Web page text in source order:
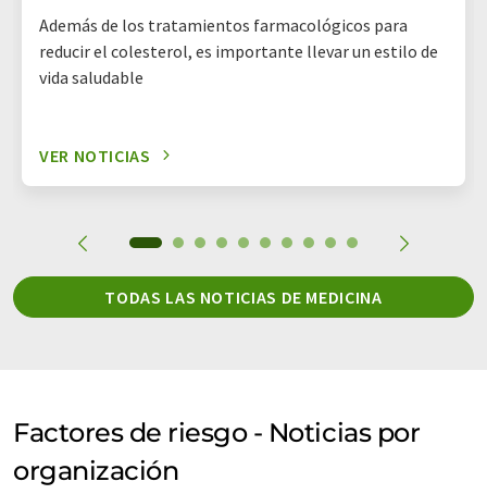
Además de los tratamientos farmacológicos para
reducir el colesterol, es importante llevar un estilo de
vida saludable
VER NOTICIAS
TODAS LAS NOTICIAS DE MEDICINA
Factores de riesgo - Noticias por
organización